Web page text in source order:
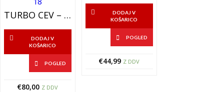
TURBO CEV – INTERCOOLER CEV – 300-6170-18
DODAJ V
KOŠARICO
POGLED
€80,00 Z DDV
DODAJ V
KOŠARICO
POGLED
€44,99 Z DDV